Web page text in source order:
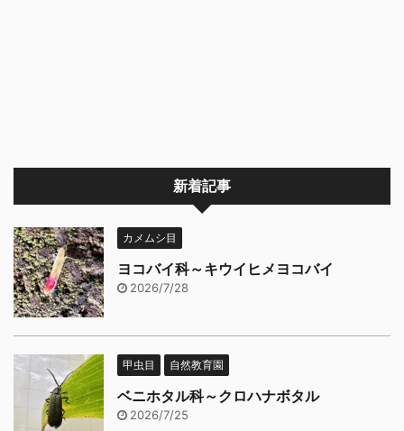
新着記事
カメムシ目
ヨコバイ科～キウイヒメヨコバイ
2026/7/28
甲虫目 自然教育園
ベニホタル科～クロハナボタル
2026/7/25